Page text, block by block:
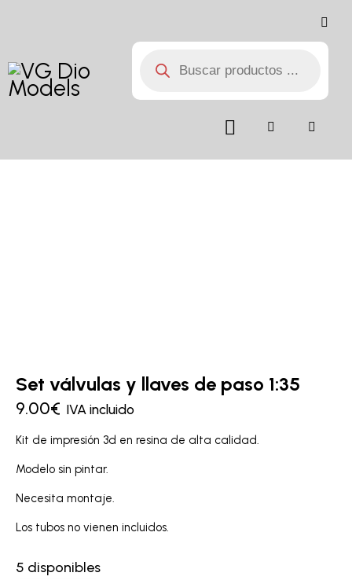
Set válvulas y llaves de paso 1:35
9.00€ IVA incluido
Kit de impresión 3d en resina de alta calidad.
Modelo sin pintar.
Necesita montaje.
Los tubos no vienen incluidos.
5 disponibles